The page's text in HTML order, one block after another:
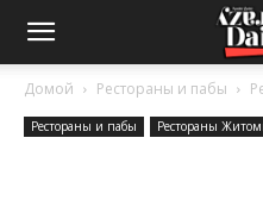
Crazy-
Daizy
Домой Рестораны и пабы
Рестораны и пабы Рестораны